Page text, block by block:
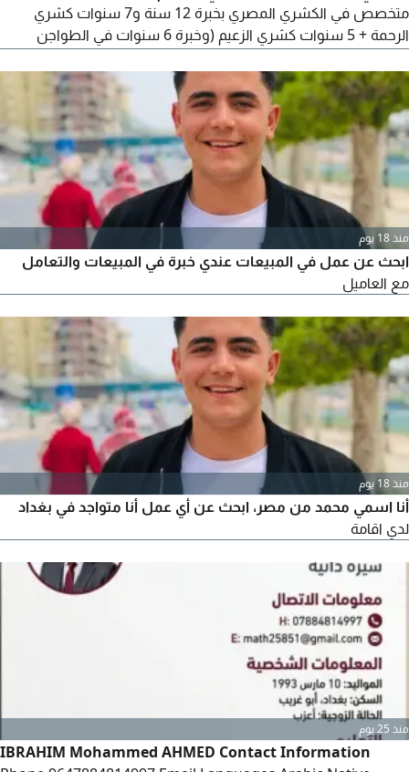
متخصص في الكشري المصري بخبرة 12 سنة و7 سنوات كشري
الرحمة + 5 سنوات كشري الزعيم (وخبرة 6 سنوات في الطواجن
والاكلات الشعبية بمطاعم جاد، وخبرة 8 سنوات في الجريل والشوي
بمطاعم مؤمن. أتقن التسوية والتحضير والتجهيز والنظافة
منذ 18 يوم
ابحث عن عمل في المبيعات عندي خبرة في المبيعات والتعامل
مع العاميل
منذ 18 يوم
أنا اسمي محمد من مصر، ابحث عن أي عمل أنا متواجد في بغداد
لدي اقامة
منذ 25 يوم
IBRAHIM Mohammed AHMED Contact Information